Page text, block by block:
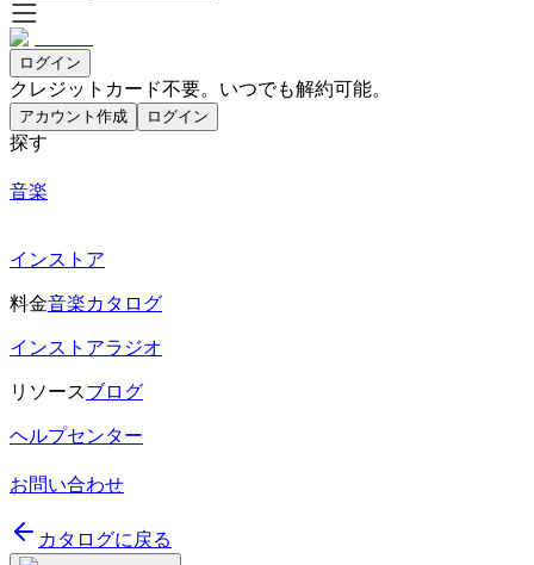
ログイン
クレジットカード不要。いつでも解約可能。
アカウント作成 ログイン
探す
音楽
インストア
料金音楽カタログ
インストアラジオ
リソースブログ
ヘルプセンター
お問い合わせ
カタログに戻る